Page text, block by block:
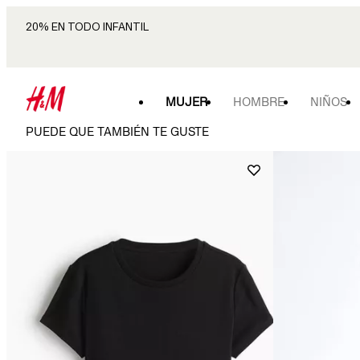
20% EN TODO INFANTIL
MUJER HOMBRE NIÑOS
PUEDE QUE TAMBIÉN TE GUSTE